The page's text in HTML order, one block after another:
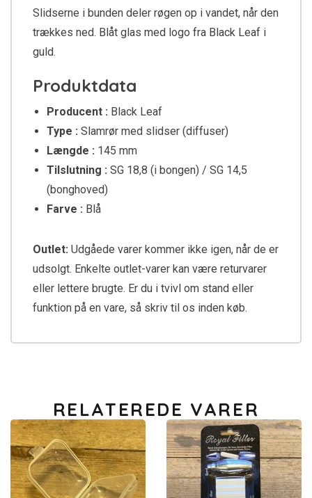
Slidserne i bunden deler røgen op i vandet, når den
trækkes ned. Blåt glas med logo fra Black Leaf i
guld.
Produktdata
Producent : Black Leaf
Type : Slamrør med slidser (diffuser)
Længde : 145 mm
Tilslutning : SG 18,8 (i bongen) / SG 14,5
(bonghoved)
Farve : Blå
Outlet: Udgåede varer kommer ikke igen, når de er
udsolgt. Enkelte outlet-varer kan være returvarer
eller lettere brugte. Er du i tvivl om stand eller
funktion på en vare, så skriv til os inden køb.
RELATEREDE VARER